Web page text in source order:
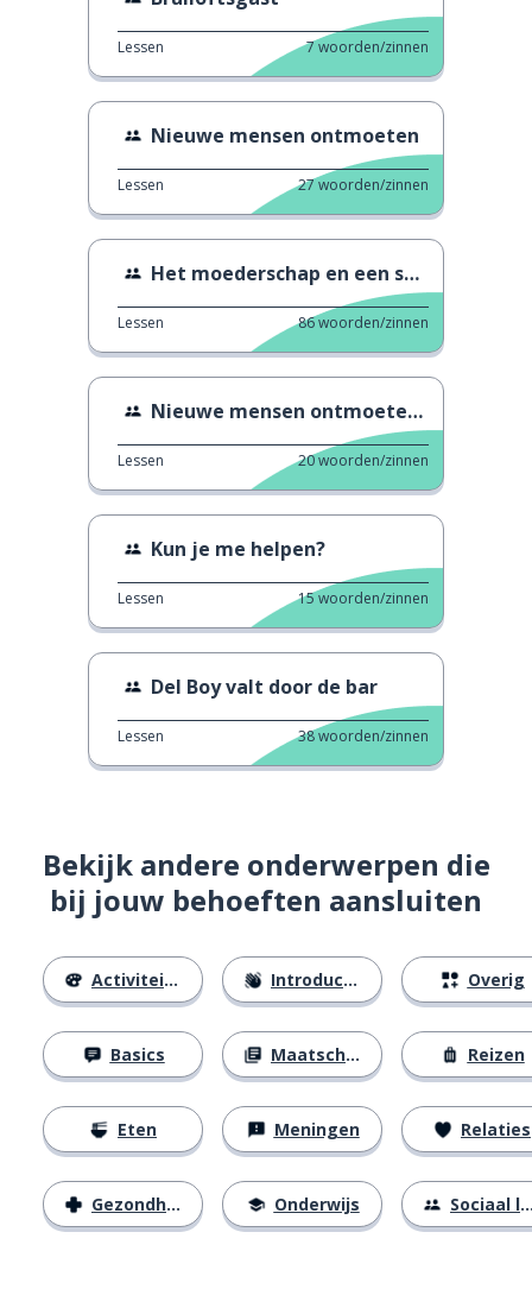
Lessen 7woorden/zinnen
Nieuwe mensen ontmoeten
Lessen 27woorden/zinnen
Het moederschap en een sociaal leven hebben
Lessen 86woorden/zinnen
Nieuwe mensen ontmoeten op school
Lessen 20woorden/zinnen
Kun je me helpen?
Lessen 15woorden/zinnen
Del Boy valt door de bar
Lessen 38woorden/zinnen
Bekijk andere onderwerpen die
bij jouw behoeften aansluiten
Activiteiten
Basics
Eten
Gezondheid
Introducties
Maatschappij
Meningen
Onderwijs
Overig
Reizen
Relaties
Sociaal leven